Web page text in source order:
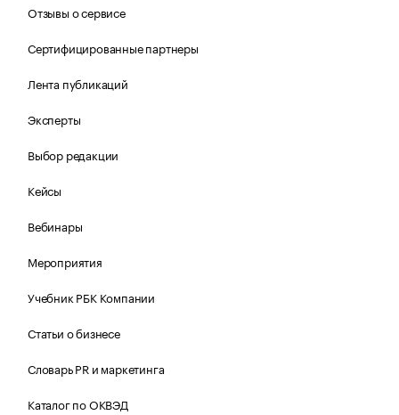
Отзывы о сервисе
Сертифицированные партнеры
Лента публикаций
Эксперты
Выбор редакции
Кейсы
Вебинары
Мероприятия
Учебник РБК Компании
Статьи о бизнесе
Словарь PR и маркетинга
Каталог по ОКВЭД